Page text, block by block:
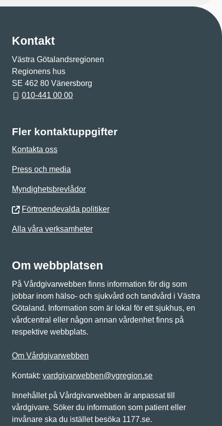
Kontakt
Västra Götalandsregionen
Regionens hus
SE 462 80 Vänersborg
010-441 00 00
Fler kontaktuppgifter
Kontakta oss
Press och media
Myndighetsbrevlådor
Förtroendevalda politiker
Alla våra verksamheter
Om webbplatsen
På Vårdgivarwebben finns information för dig som
jobbar inom hälso- och sjukvård och tandvård i Västra
Götaland. Information som är lokal för ett sjukhus, en
vårdcentral eller någon annan vårdenhet finns på
respektive webbplats.
Om Vårdgivarwebben
Kontakt: vardgivarwebben@vgregion.se
Innehållet på Vårdgivarwebben är anpassat till
vårdgivare. Söker du information som patient eller
invånare ska du istället besöka 1177.se.